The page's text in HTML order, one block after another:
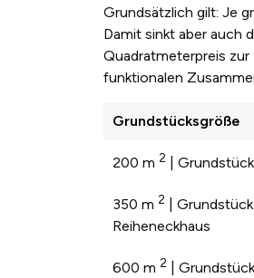
Grundsätzlich gilt: Je
Damit sinkt aber auch
Quadratmeterpreis
funktionalen
Grundstücksgröße
200 m 2 |
350 m 2
|
Reiheneckhaus
600 m 2 |